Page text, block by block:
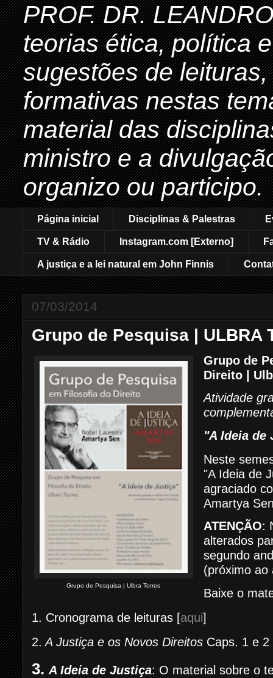
PROF. DR.
teorias ética, política
sugestões de
formativas nestas
material das
ministro e a
organizo ou participo.
Página inicial Disciplinas & Palestras
TV & Rádio Instagram.com [Externo]
A justiça e a lei natural em John Finnis
07/03/2014
Grupo de Pesquisa | ULBRA
Grupo de Pesquisa | Ulbra Torres
Grupo de
Direito |
Atividade
"A Ideia de
Neste
"A Ideia de
agraciado
Amartya
ATENÇÃO:
alterados
segundo
(próximo ao
Baixe o
1. Cronograma de leituras [aqui]
2. A Justiça e os Novos Direitos Caps. 1 e
3. A Ideia de Justiça: O material sobre o